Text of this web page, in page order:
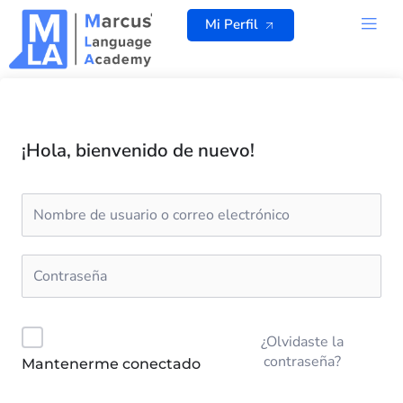
contenido
Mi Perfil
¡Hola, bienvenido de nuevo!
Mantenerme conectado
¿Olvidaste la
contraseña?